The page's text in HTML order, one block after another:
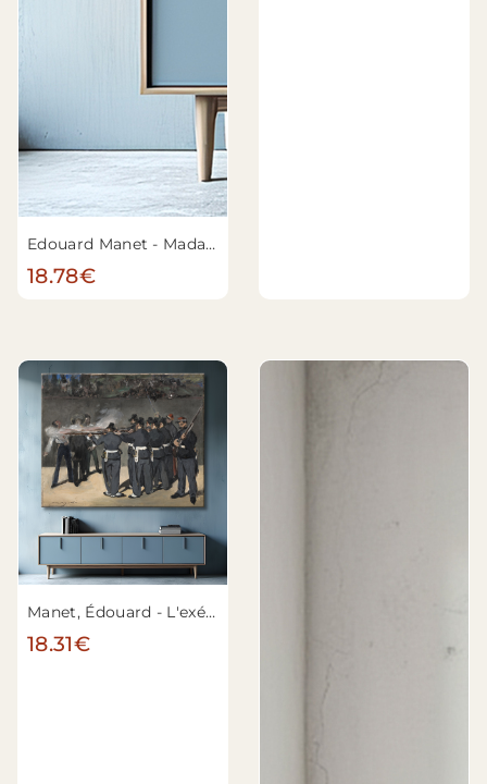
Edouard Manet - Madame Manet (Suzanne Leenhoff, 1829-1906) à Bellevue
18.78€
Manet, Édouard - L'exécution de l'empereur Maximilien
18.31€